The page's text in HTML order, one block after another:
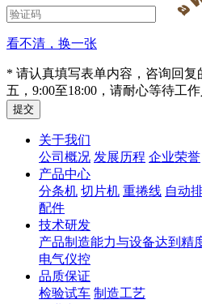
看不清，换一张
* 请认真填写表单内容，咨询回复
五，9:00至18:00，请耐心等待工作
关于我们
公司概况 发展历程 企业荣誉
产品中心
分条机 切片机 重捲线 自动
配件
技术研发
产品制造能力与设备达到精
电气仪控
品质保证
检验试车 制造工艺